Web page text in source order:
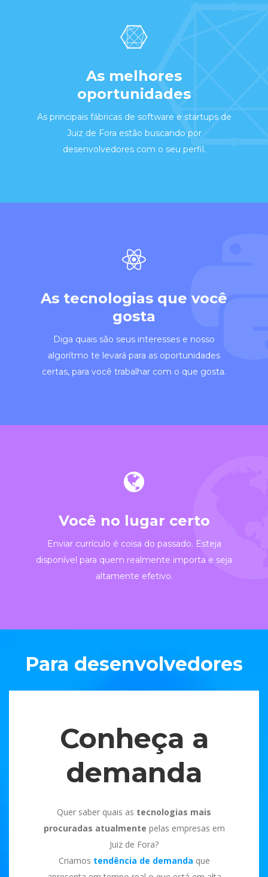
As melhores
oportunidades
As principais fábricas de software e startups de
Juiz de Fora estão buscando por
desenvolvedores com o seu perfil.
As tecnologias que você
gosta
Diga quais são seus interesses e nosso
algorítmo te levará para as oportunidades
certas, para você trabalhar com o que gosta.
Você no lugar certo
Enviar currículo é coisa do passado. Esteja
disponível para quem realmente importa e seja
altamente efetivo.
Para desenvolvedores
Conheça a
demanda
Quer saber quais as tecnologias mais
procuradas atualmente pelas empresas em
Juiz de Fora?
Criamos tendência de demanda que